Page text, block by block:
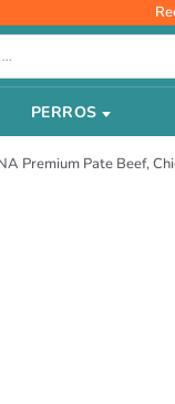
PERROS
Premium Pate Beef,